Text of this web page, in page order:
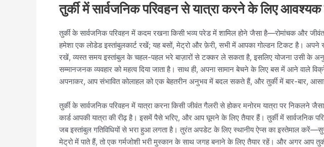
तुर्की में सार्वजनिक परिवहन से यात्रा करने के लिए
तुर्की के सार्वजनिक परिवहन में कदम रखना किसी भव्य परेड में शामिल होने जैसा है—रोमांचक और
हमेशा एक लोडेड इस्तांबुलकार्ट रखें; यह बसों, मेट्रो और फ़ेरी, सभी में आपका गोल्डन टिकट है।
रखें, व्यस्त समय इस्तांबुल के चहल-पहल भरे बाज़ारों से टक्कर ले सकता है, इसलिए योजना उसी के
सम्मानजनक व्यवहार को महत्व दिया जाता है। साथ ही, अपना सामान बेचने के लिए बस में आने वाले
अपनाकर, आप संभावित कोलाहल को एक बेहतरीन अनुभव में बदल सकते हैं, और तुर्की में बार-बार,
तुर्की के सार्वजनिक परिवहन में यात्रा करना किसी जीवंत गैलरी से होकर मनोरम यात्रा पर
कार्ड आपकी यात्रा की रीढ़ है। इसमें पैसे भरिए, और आप घूमने के लिए तैयार हैं। तुर्की में सार्वजनिक
जब इस्तांबुल गतिविधियों से भरा हुआ लगता है। तुरंत अपडेट के लिए स्थानीय ऐप्स का इस्तेमाल
मेट्रो में पाते हैं, तो एक गर्मजोशी भरी मुस्कान के साथ जगह बनाने के लिए तैयार रहें। और अगर आप